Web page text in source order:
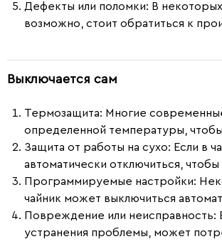
Дефекты или поломки: В
возможно, стоит обратиться к
Выключается сам
Термозащита: Многие
определенной температуры,
Защита от работы на сухо: Если в
автоматически отключиться,
Программируемые настройки:
чайник может выключиться
Повреждение или неисправность:
устранения проблемы, может